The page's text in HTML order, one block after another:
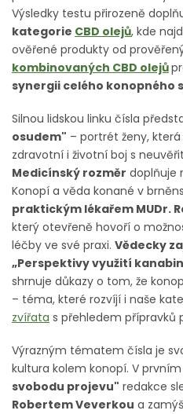
Výsledky testu přirozeně
kategorie CBD olejů, kde
ověřené produkty od
kombinovaných CBD olejů
synergii celého konopného
Silnou lidskou linku čísla
osudem" – portrét ženy,
zdravotní i životní boj s
Medicínský rozměr doplňuje
Konopí a věda konané v
praktickým lékařem MUDr.
který otevřeně hovoří o
léčby ve své praxi. Vědecky
„Perspektivy využití
shrnuje důkazy o tom, že
– téma, které rozvíjí i naše
zvířata s přehledem přípravků
Výrazným tématem čísla je
kultura kolem konopí. V
svobodu projevu" redakce
Robertem Veverkou a